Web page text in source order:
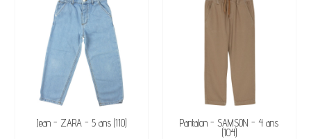
DISPONIBLE
Jean - ZARA - 5 ans (110) DISPONIBLE
Pantalon - SAMSON - 4 ans
(104)